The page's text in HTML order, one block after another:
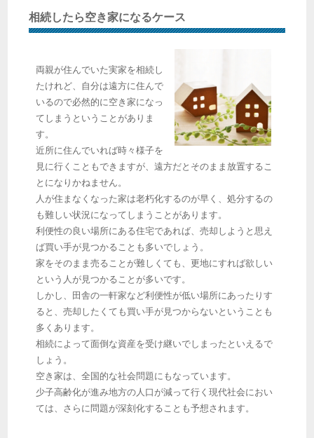
相続したら空き家になるケース
両親が住んでいた実家を相続し
たけれど、自分は遠方に住んで
いるので必然的に空き家になっ
てしまうということがありま
す。
近所に住んでいれば時々様子を
見に行くこともできますが、遠方だとそのまま放置するこ
とになりかねません。
人が住まなくなった家は老朽化するのが早く、処分するの
も難しい状況になってしまうことがあります。
利便性の良い場所にある住宅であれば、売却しようと思え
ば買い手が見つかることも多いでしょう。
家をそのまま売ることが難しくても、更地にすれば欲しい
という人が見つかることが多いです。
しかし、田舎の一軒家など利便性が低い場所にあったりす
ると、売却したくても買い手が見つからないということも
多くあります。
相続によって面倒な資産を受け継いでしまったといえるで
しょう。
空き家は、全国的な社会問題にもなっています。
少子高齢化が進み地方の人口が減って行く現代社会におい
ては、さらに問題が深刻化することも予想されます。